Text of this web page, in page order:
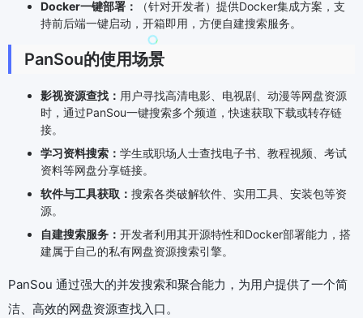
Docker一键部署：
（针对开发者）提供Docker集成方案，支
持前后端一键启动，开箱即用，方便自建搜索服务。
PanSou的使用场景
影视资源查找： 用户寻找高清电影、电视剧、动漫等网盘资源
时，通过PanSou一键搜索多个频道，快速获取下载或转存链
接。
学习资料搜索： 学生或职场人士查找电子书、教程视频、考试
资料等网盘分享链接。
软件与工具获取： 搜索各类破解软件、实用工具、安装包等资
源。
自建搜索服务： 开发者利用其开源特性和Docker部署能力，搭
建属于自己的私有网盘资源搜索引擎。
PanSou 通过强大的并发搜索和聚合能力，为用户提供了一个简
洁、高效的网盘资源查找入口。